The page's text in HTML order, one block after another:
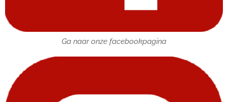
Ga naar onze facebookpagina